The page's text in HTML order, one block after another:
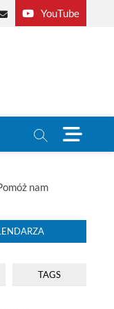
YouTube
E-
M
e
n
o
nam
TAGS